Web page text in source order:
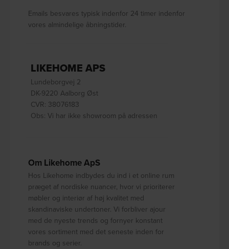
Emails besvares typisk indenfor 24 timer indenfor
vores almindelige åbningstider.
LIKEHOME APS
Lundeborgvej 2
DK-9220 Aalborg Øst
CVR: 38076183
Obs: Vi har ikke showroom på adressen
Om Likehome ApS
Hos Likehome indbydes du ind i et online rum
præget af nordiske nuancer, hvor vi prioriterer
møbler og interiør af høj kvalitet med
skandinaviske undertoner. Vi forbliver ajour
med de nyeste trends og fornyer konstant
vores sortiment med det seneste inden for
brands og serier.